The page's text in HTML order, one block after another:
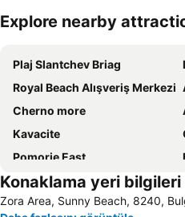
Haritayı genişlet
Explore nearby
Plaj Slantchev Briag
Royal Beach Alışveriş Merkezi
Cherno more
Kavacite
Pomorie East
Centralen plaj
Sunny Beach Karting Track
Konaklama yeri bilgileri
Zora Area, Sunny Beach, 8240,